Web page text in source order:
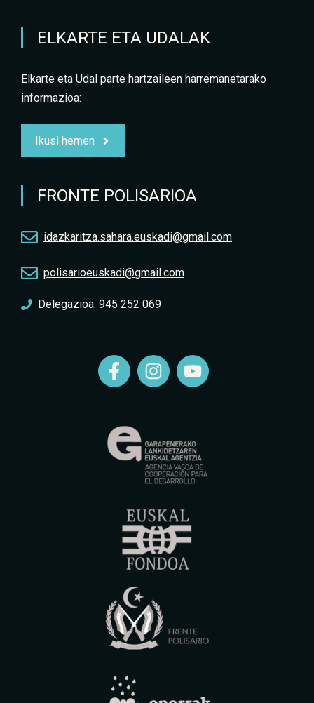
ELKARTE ETA UDALAK
Elkarte eta Udal parte hartzaileen harremanetarako
informazioa:
Ikusi hemen
FRONTE POLISARIOA
idazkaritza.sahara.euskadi@gmail.com
polisarioeuskadi@gmail.com
Delegazioa: 945 252 069